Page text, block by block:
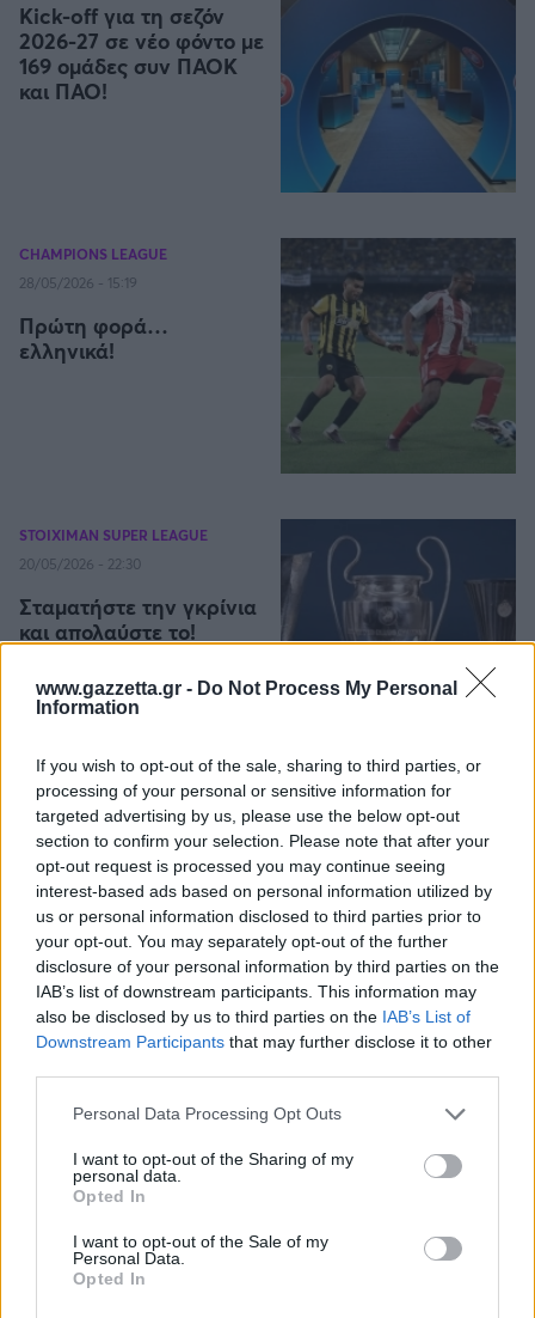
www.gazzetta.gr - Do Not Process My Personal
Information
If you wish to opt-out of the sale, sharing to third parties, or
processing of your personal or sensitive information for
targeted advertising by us, please use the below opt-out
section to confirm your selection. Please note that after your
opt-out request is processed you may continue seeing
interest-based ads based on personal information utilized by
us or personal information disclosed to third parties prior to
your opt-out. You may separately opt-out of the further
disclosure of your personal information by third parties on the
IAB’s list of downstream participants. This information may
also be disclosed by us to third parties on the IAB’s List of
Downstream Participants that may further disclose it to other
Please note that this website/app uses one or more Google
not limited to your visit or usage behaviour. You may click to
grant or deny consent to Google and its third-party tags to
use your data for below specified purposes in below Google
consent section.
Personal Data Processing Opt Outs
I want to opt-out of the Sharing of my
personal data.
Opted In
I want to opt-out of the Sale of my
Personal Data.
Opted In
Μπάγερν Μονάχου
Παρί Σεν Ζερμέν
Kick-off για τη σεζόν
2026-27 σε νέο φόντο με
169 ομάδες συν ΠΑΟΚ
και ΠΑΟ!
CHAMPIONS LEAGUE
28/05/2026 - 15:19
Πρώτη φορά…
ελληνικά!
STOIXIMAN SUPER LEAGUE
20/05/2026 - 22:30
Σταματήστε την γκρίνια
και απολαύστε το!
STOIXIMAN SUPER LEAGUE
18/05/2026 - 10:00
Οι θετικοί οιωνοί για
ΑΕΚ και Ολυμπιακό, η
Αστον Βίλα, στα δύσκολα
ο ΠΑΟΚ και το 9/11 στους
ισχυρούς!
Η τρίτη θέση κρύβει
πολλές παγίδες!